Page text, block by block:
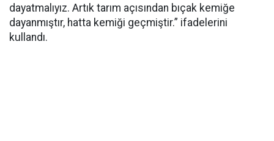
dayatmalıyız. Artık tarım açısından bıçak kemiğe
dayanmıştır, hatta kemiği geçmiştir.” ifadelerini
kullandı.